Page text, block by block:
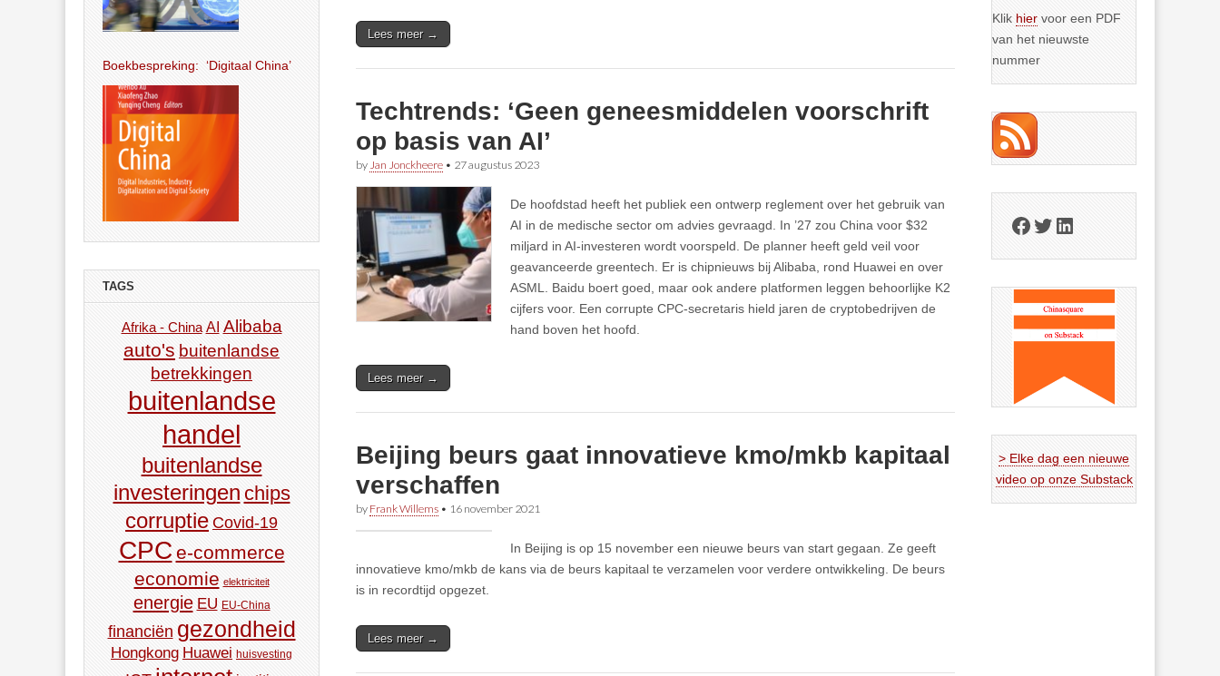
Lees meer →
Techtrends: ‘Geen geneesmiddelen voorschrift
op basis van AI’
by Jan Jonckheere • 27 augustus 2023
De hoofdstad heeft het publiek een ontwerp reglement over het gebruik van
AI in de medische sector om advies gevraagd. In ’27 zou China voor $32
miljard in AI-investeren wordt voorspeld. De planner heeft geld veil voor
geavanceerde greentech. Er is chipnieuws bij Alibaba, rond Huawei en over
ASML. Baidu boert goed, maar ook andere platformen leggen behoorlijke K2
cijfers voor. Een corrupte CPC-secretaris hield jaren de cryptobedrijven de
hand boven het hoofd.
Lees meer →
Beijing beurs gaat innovatieve kmo/mkb kapitaal
verschaffen
by Frank Willems • 16 november 2021
In Beijing is op 15 november een nieuwe beurs van start gegaan. Ze geeft
innovatieve kmo/mkb de kans via de beurs kapitaal te verzamelen voor verdere ontwikkeling. De beurs
is in recordtijd opgezet.
Lees meer →
Boekbespreking: ‘Digitaal China’
TAGS
Afrika - China AI Alibaba
auto's buitenlandse
betrekkingen
buitenlandse
handel
buitenlandse
investeringen chips
corruptie Covid-19
CPC e-commerce
economie elektriciteit
energie EU EU-China
financiën gezondheid
Hongkong Huawei huisvesting
Klik hier voor een PDF
van het nieuwste
nummer
Facebook
Twitter
LinkedIn
> Elke dag een nieuwe
video op onze Substack